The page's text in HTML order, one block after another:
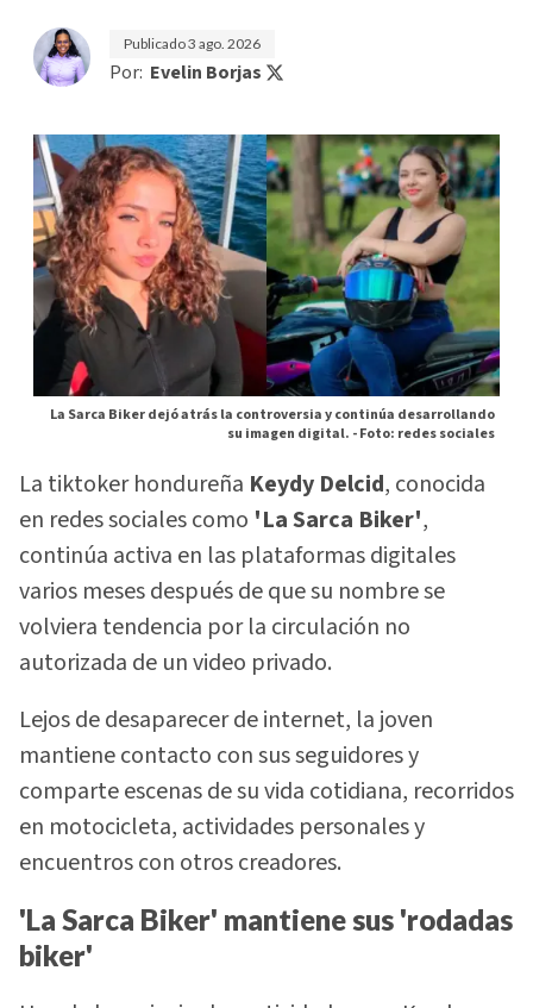
Publicado3 ago. 2026
Por: Evelin Borjas
La Sarca Biker dejó atrás la controversia y continúa desarrollando
su imagen digital. -Foto: redes sociales
La tiktoker hondureña Keydy Delcid, conocida
en redes sociales como 'La Sarca Biker',
continúa activa en las plataformas digitales
varios meses después de que su nombre se
volviera tendencia por la circulación no
autorizada de un video privado.
Lejos de desaparecer de internet, la joven
mantiene contacto con sus seguidores y
comparte escenas de su vida cotidiana, recorridos
en motocicleta, actividades personales y
encuentros con otros creadores.
'La Sarca Biker' mantiene sus 'rodadas
biker'